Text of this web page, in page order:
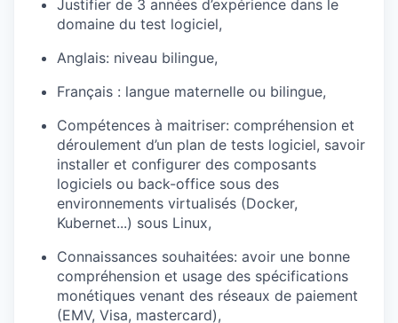
Justifier de 3 années d’expérience dans le
domaine du test logiciel,
Anglais: niveau bilingue,
Français : langue maternelle ou bilingue,
Compétences à maitriser: compréhension et
déroulement d’un plan de tests logiciel, savoir
installer et configurer des composants
logiciels ou back-office sous des
environnements virtualisés (Docker,
Kubernet...) sous Linux,
Connaissances souhaitées: avoir une bonne
compréhension et usage des spécifications
monétiques venant des réseaux de paiement
(EMV, Visa, mastercard),